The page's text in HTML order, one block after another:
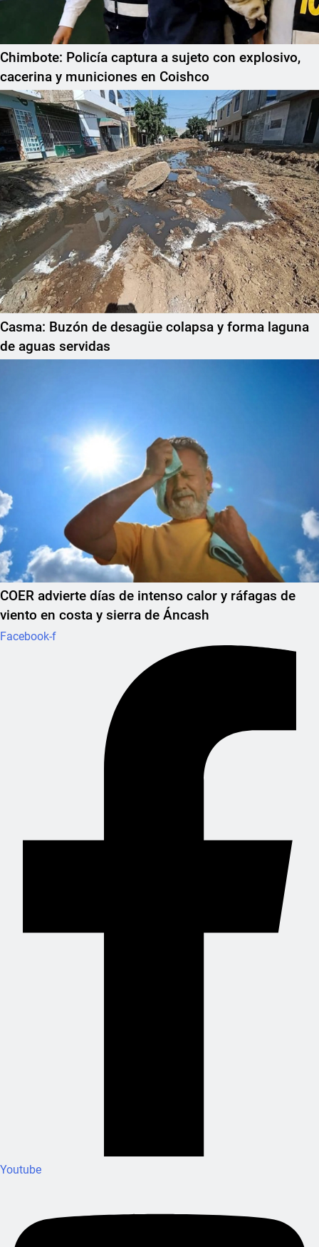
Chimbote: Policía captura a sujeto con explosivo,
cacerina y municiones en Coishco
Casma: Buzón de desagüe colapsa y forma laguna
de aguas servidas
COER advierte días de intenso calor y ráfagas de
viento en costa y sierra de Áncash
Facebook-f
Youtube